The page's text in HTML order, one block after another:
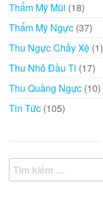
Thẩm Mỹ Mũi (18)
Thẩm Mỹ Ngực (37)
Thu Ngực Chảy Xệ (1)
Thu Nhỏ Đầu Ti (17)
Thu Quầng Ngực (10)
Tin Tức (105)
Tìm
kiếm